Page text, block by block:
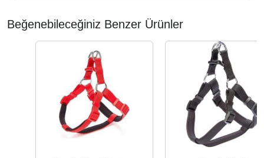
Beğenebileceğiniz Benzer Ürünler